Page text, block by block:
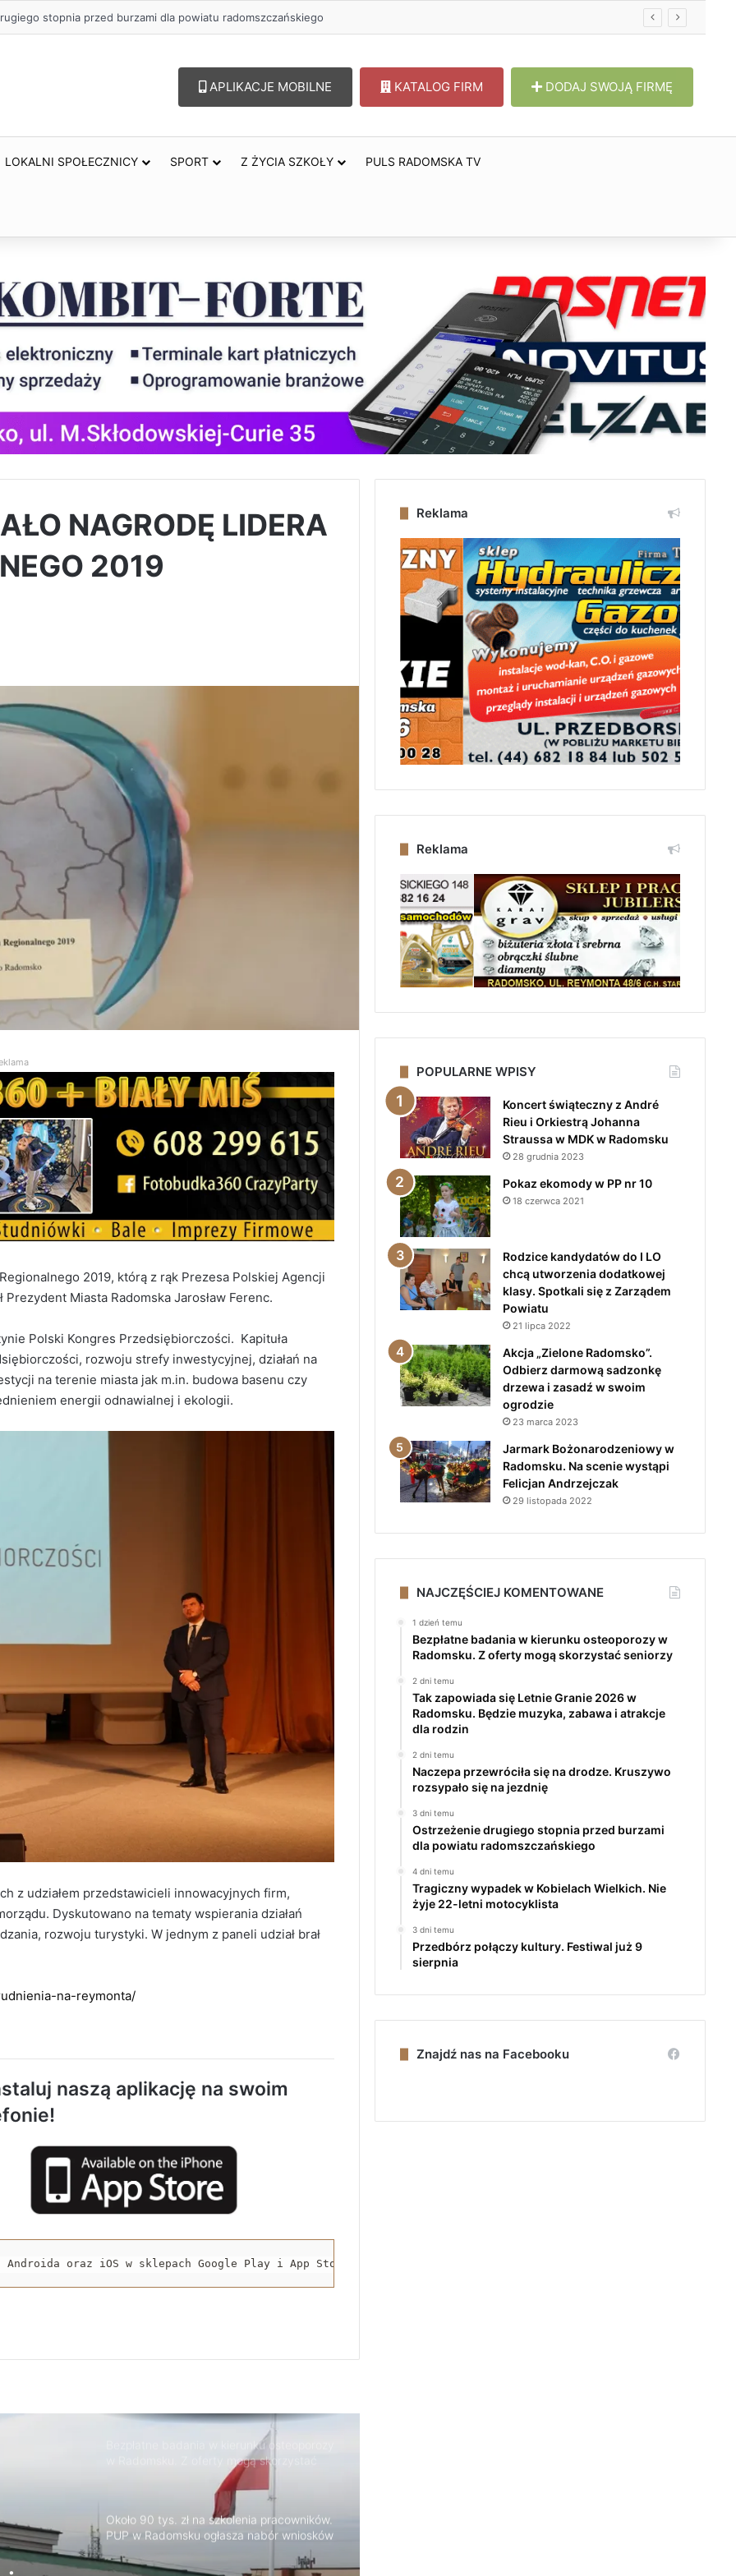
na szkolenia pracowników. PUP w Radomsku ogłasza nabór wniosków
APLIKACJE MOBILNE KATALOG FIRM DODAJ SWOJĄ FIRMĘ
LOKALNI SPOŁECZNICY SPORT Z ŻYCIA SZKOŁY PULS RADOMSKA TV
NAGRODĘ LIDERA
2019
2019, którą z rąk Prezesa Polskiej Agencji
Miasta Radomska Jarosław Ferenc.
Polski Kongres Przedsiębiorczości. Kapituła
rozwoju strefy inwestycyjnej, działań na
na terenie miasta jak m.in. budowa basenu czy
energii odnawialnej i ekologii.
z udziałem przedstawicieli innowacyjnych firm,
Dyskutowano na tematy wspierania działań
rozwoju turystyki. W jednym z paneli udział brał
na-reymonta/
naszą aplikację na swoim
oraz iOS w sklepach Google Play i App Store.
Radomsko oddało hołd bohaterom
atrakcje dla całych rodzin
1 sierpnia o godzinie „W” zawyją syreny w
Radomsku
inwestycyjnej w Radomsku
Około 90 tys. zł na szkolenia pracowników.
PUP w Radomsku ogłasza nabór wniosków
Życie bez alkoholu – lepszy wybór.
Radomsko włącza się w Miesiąc
Reklama
Reklama
POPULARNE WPISY
Koncert świąteczny z André
Rieu i Orkiestrą Johanna
Straussa w MDK w Radomsku
28 grudnia 2023
Pokaz ekomody w PP nr 10
18 czerwca 2021
Rodzice kandydatów do I LO
chcą utworzenia dodatkowej
klasy. Spotkali się z Zarządem
Powiatu
21 lipca 2022
Akcja „Zielone Radomsko”.
Odbierz darmową sadzonkę
drzewa i zasadź w swoim
ogrodzie
23 marca 2023
Jarmark Bożonarodzeniowy w
Radomsku. Na scenie wystąpi
Felicjan Andrzejczak
29 listopada 2022
NAJCZĘŚCIEJ KOMENTOWANE
1 dzień temu
Bezpłatne badania w kierunku osteoporozy w
Radomsku. Z oferty mogą skorzystać seniorzy
2 dni temu
Tak zapowiada się Letnie Granie 2026 w
Radomsku. Będzie muzyka, zabawa i atrakcje
dla rodzin
2 dni temu
Naczepa przewróciła się na drodze. Kruszywo
rozsypało się na jezdnię
3 dni temu
Ostrzeżenie drugiego stopnia przed burzami
dla powiatu radomszczańskiego
4 dni temu
Tragiczny wypadek w Kobielach Wielkich. Nie
żyje 22-letni motocyklista
3 dni temu
Przedbórz połączy kultury. Festiwal już 9
sierpnia
Znajdź nas na Facebooku